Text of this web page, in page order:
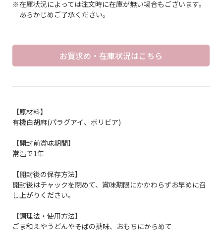
※在庫状況によっては注文時に在庫が無い場合もございます。
あらかじめご了承ください。
お買求め・在庫状況はこちら
【原材料】
有機白胡麻(パラグアイ、ボリビア)
【開封前賞味期間】
常温で1年
【開封後の保存方法】
開封後はチャックを閉めて、賞味期限にかかわらずお早めに召
し上がりください。
【調理法・使用方法】
ごま和えやうどんやそばの薬味、おもちにからめて